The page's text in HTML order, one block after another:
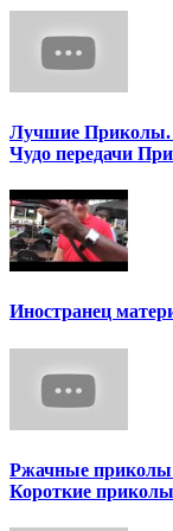
Лучшие Приколы.
Чудо передачи
Иностранец
Ржачные приколы
Короткие приколы